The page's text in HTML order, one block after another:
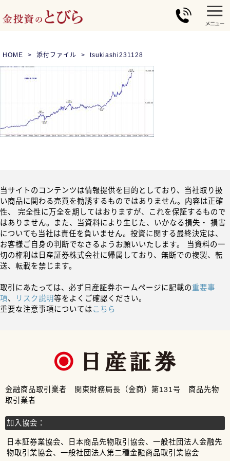
HOME 添付ファイル tsukiashi231128
当サイトのコンテンツは情報提供を目的としており、当社取り扱
い商品に関わる売買を勧誘するものではありません。内容は正確
性、 完全性に万全を期してはおりますが、これを保証するもので
はありません。また、当資料により生じた、いかなる損失・ 損害
についても当社は責任を負いません。投資に関する最終決定は、
お客様ご自身の判断でなさるようお願いいたします。 当資料の一
切の権利は日産証券株式会社に帰属しており、無断での複製、転
送、転載を禁じます。
取引にあたっては、必ず日産証券ホームページに記載の重要事
項、 リスク説明等をよくご確認ください。
重要な注意事項についてはこちら
金融商品取引業者 関東財務局長（金商）第131号 商品先物
取引業者
加入協会：
日本証券業協会、日本商品先物取引協会、一般社団法人金融先
物取引業協会、一般社団法人第二種金融商品取引業協会